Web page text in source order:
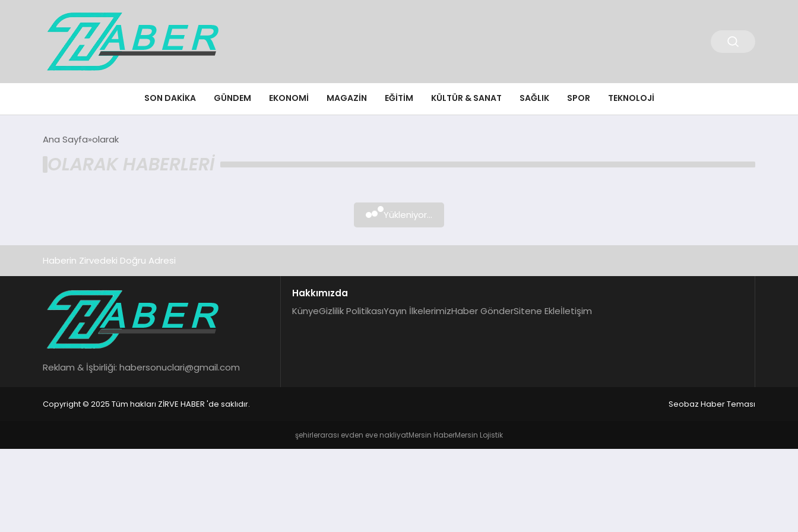
SON DAKIKA GÜNDEM EKONOMI MAGAZIN EĞITIM KÜLTÜR & SANAT SAĞLIK SPOR TEKNOLOJI
Ana Sayfa olarak
OLARAK HABERLERI
Yükleniyor...
Haberin Zirvedeki Doğru Adresi
Reklam & İşbirliği: habersonuclari@gmail.com
Hakkımızda
KünyeGizlilik PolitikasıYayın İlkelerimizHaber GönderSitene Ekleİletişim
Copyright © 2025 Tüm hakları ZİRVE HABER 'de saklıdır. Seobaz Haber Teması
şehirlerarası evden eve nakliyatMersin HaberMersin Lojistik